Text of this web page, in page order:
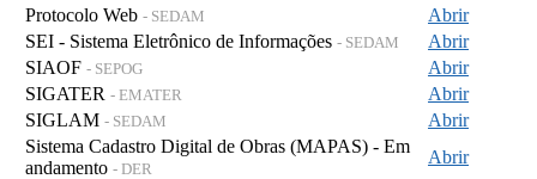
Protocolo Web - SEDAM
Abrir
SEI - Sistema Eletrônico de Informações - SEDAM
Abrir
SIAOF - SEPOG
Abrir
SIGATER - EMATER
Abrir
SIGLAM - SEDAM
Abrir
Sistema Cadastro Digital de Obras (MAPAS) - Em
andamento - DER
Abrir